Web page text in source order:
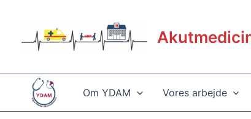
indholdet
Om YDAM Vores arbejde